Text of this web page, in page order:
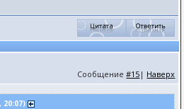
Сообщение#15 | Наверх
20:07)